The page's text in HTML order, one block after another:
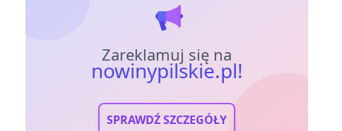
Zareklamuj się na
nowinypilskie.pl!
SPRAWDŹ SZCZEGÓŁY